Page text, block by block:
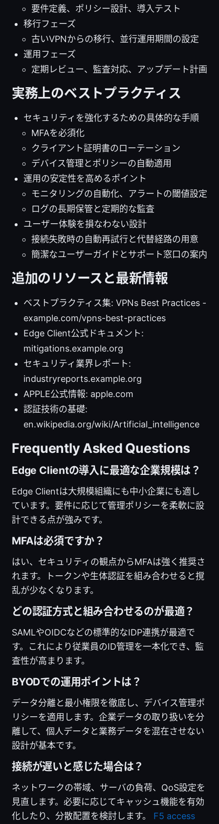
要件定義、ポリシー設計、導入テスト
移行フェーズ
古いVPNからの移行、並行運用期間の設定
運用フェーズ
定期レビュー、監査対応、アップデート計画
実務上のベストプラクティス
セキュリティを強化するための具体的な手順
MFAを必須化
クライアント証明書のローテーション
デバイス管理とポリシーの自動適用
運用の安定性を高めるポイント
モニタリングの自動化、アラートの閾値設定
ログの長期保管と定期的な監査
ユーザー体験を損なわない設計
接続失敗時の自動再試行と代替経路の用意
簡潔なユーザーガイドとサポート窓口の案内
追加のリソースと最新情報
ベストプラクティス集: VPNs Best Practices -
example.com/vpns-best-practices
Edge Client公式ドキュメント:
mitigations.example.org
セキュリティ業界レポート:
industryreports.example.org
APPLE公式情報: apple.com
認証技術の基礎:
en.wikipedia.org/wiki/Artificial_intelligence
Frequently Asked Questions
Edge Clientの導入に最適な企業規模は？
Edge Clientは大規模組織にも中小企業にも適し
ています。要件に応じて管理ポリシーを柔軟に設
計できる点が強みです。
MFAは必須ですか？
はい、セキュリティの観点からMFAは強く推奨さ
れます。トークンや生体認証を組み合わせると撹
乱が少なくなります。
どの認証方式と組み合わせるのが最適？
SAMLやOIDCなどの標準的なIDP連携が最適で
す。これにより従業員のID管理を一本化でき、監
査性が高まります。
BYODでの運用ポイントは？
データ分離と最小権限を徹底し、デバイス管理ポ
リシーを適用します。企業データの取り扱いを分
離して、個人データと業務データを混在させない
設計が基本です。
接続が遅いと感じた場合は？
ネットワークの帯域、サーバの負荷、QoS設定を
見直します。必要に応じてキャッシュ機能を有効
化したり、分散配置を検討します。 F5 access